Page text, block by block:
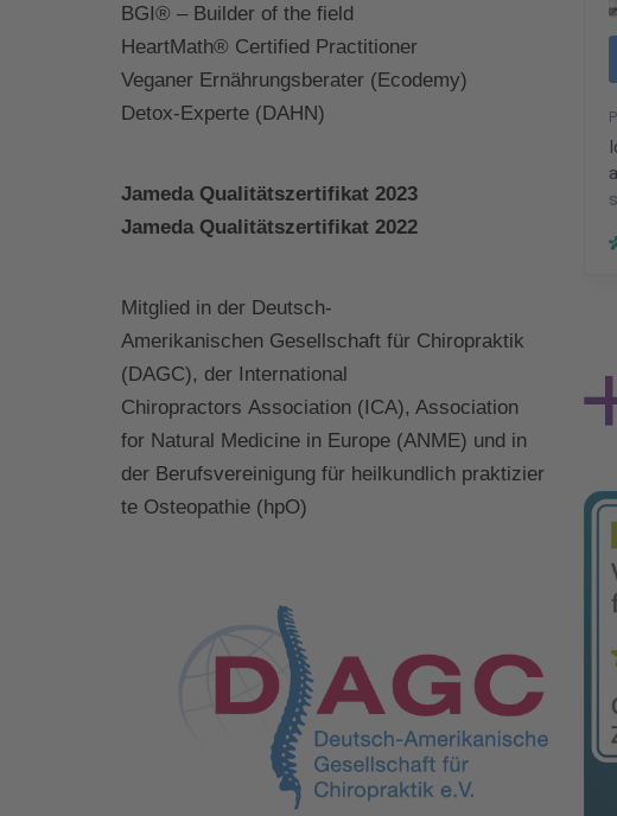
BGI® – Builder of the field
HeartMath® Certified Practitioner
Veganer Ernährungsberater (Ecodemy)
Detox-Experte (DAHN)
Jameda Qualitätszertifikat 2023
Jameda Qualitätszertifikat 2022
Mitglied in der Deutsch-
Amerikanischen Gesellschaft für Chiropraktik
(DAGC), der International
Chiropractors Association (ICA), Association
for Natural Medicine in Europe (ANME) und in
der Berufsvereinigung für heilkundlich praktizier
te Osteopathie (hpO)